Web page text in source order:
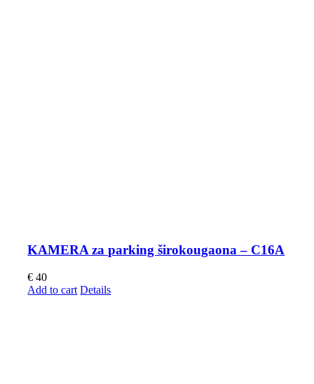
KAMERA za parking širokougaona – C16A
€ 40
Add to cart Details